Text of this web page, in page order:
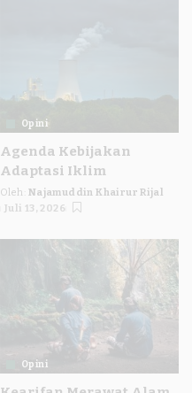
Opini
Agenda Kebijakan
Adaptasi Iklim
Posted
by
Oleh: Najamuddin Khairur Rijal
Juli 13, 2026
Opini